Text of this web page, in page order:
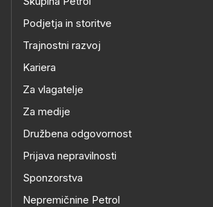
Podjetja in storitve
Trajnostni razvoj
Kariera
Za vlagatelje
Za medije
Družbena odgovornost
Prijava nepravilnosti
Sponzorstva
Nepremičnine Petrol